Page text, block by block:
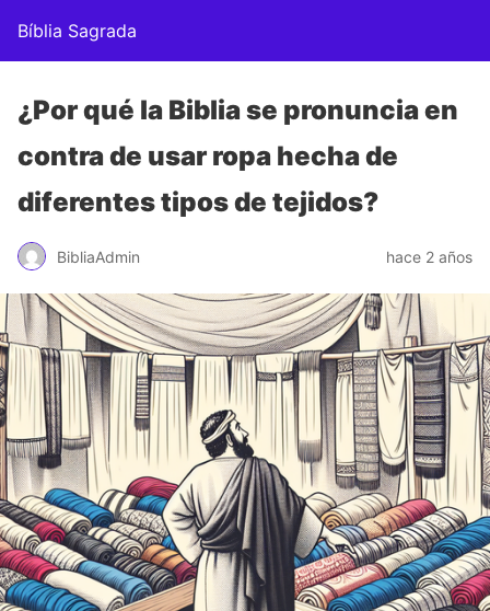
Bíblia Sagrada
¿Por qué la Biblia se pronuncia en
contra de usar ropa hecha de
diferentes tipos de tejidos?
BibliaAdmin hace 2 años